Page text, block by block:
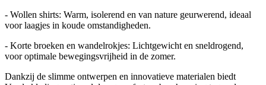
- Wollen shirts: Warm, isolerend en van nature geurwerend, ideaal
voor laagjes in koude omstandigheden.
- Korte broeken en wandelrokjes: Lichtgewicht en sneldrogend,
voor optimale bewegingsvrijheid in de zomer.
Dankzij de slimme ontwerpen en innovatieve materialen biedt